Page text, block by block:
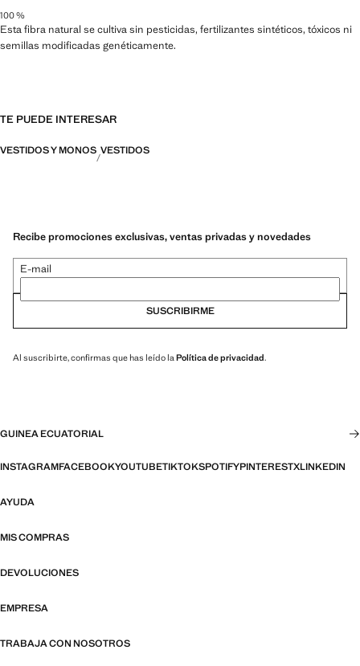
100 %
Esta fibra natural se cultiva sin pesticidas, fertilizantes sintéticos, tóxicos ni
semillas modificadas genéticamente.
TE PUEDE INTERESAR
VESTIDOS Y MONOS VESTIDOS
Recibe promociones exclusivas, ventas privadas y novedades
E-mail
SUSCRIBIRME
Al suscribirte, confirmas que has leído laPolítica de privacidad.
GUINEA ECUATORIAL
INSTAGRAMFACEBOOKYOUTUBETIKTOKSPOTIFYPINTERESTXLINKEDIN
AYUDA
MIS COMPRAS
DEVOLUCIONES
EMPRESA
TRABAJA CON NOSOTROS